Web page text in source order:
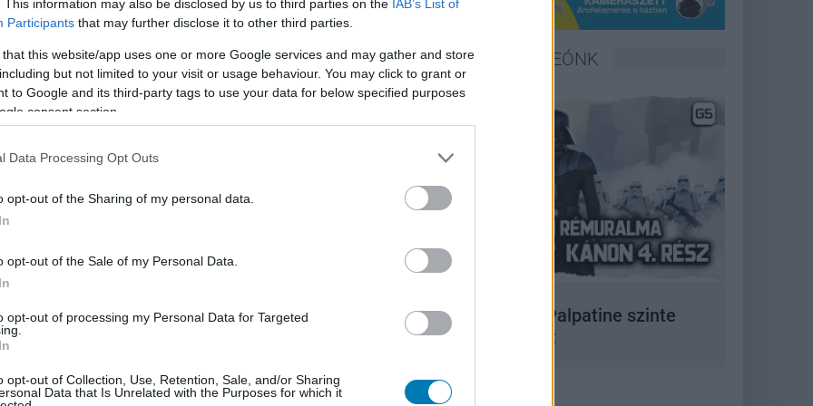
This information may also be disclosed by us to third parties on the IAB’s List of
Participants that may further disclose it to other third parties.
that this website/app uses one or more Google services and may gather and store
but not limited to your visit or usage behaviour. You may click to grant or
to Google and its third-party tags to use your data for below specified purposes
consent section.
Data Processing Opt Outs
opt-out of the Sharing of my personal data.
opt-out of the Sale of my Personal Data.
opt-out of processing my Personal Data for Targeted
opt-out of Collection, Use, Retention, Sale, and/or Sharing
Data that Is Unrelated with the Purposes for which it
több mint tízmillióan húzták be) és bekerült a
hozzá). Egy ilyen felhasználóbázisra már lehet
piacra dobta a 2016-os VR-játékának átdolgozott
alcímmel ellátva biztosan eljusson a Remnant-
többségéhez hasonlóan nem tolja az arcunkba a
utalások és a képzeletünk gondoskodik a
bolyongunk egy random fantáziavilágban. Egy
életbevágó küldetése van: meg kell mentenie az
illően - úgy, hogy okosabbá, bölcsebbé és
barangolva átküzdi magát hozzá.
LEGFRISSEBB VIDEÓNK
A korszak, amikor Palpatine szinte
bármit megtehetett